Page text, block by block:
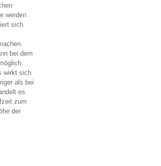
werden
sich
bei dem
wirkt sich
als bei
es
zum
der